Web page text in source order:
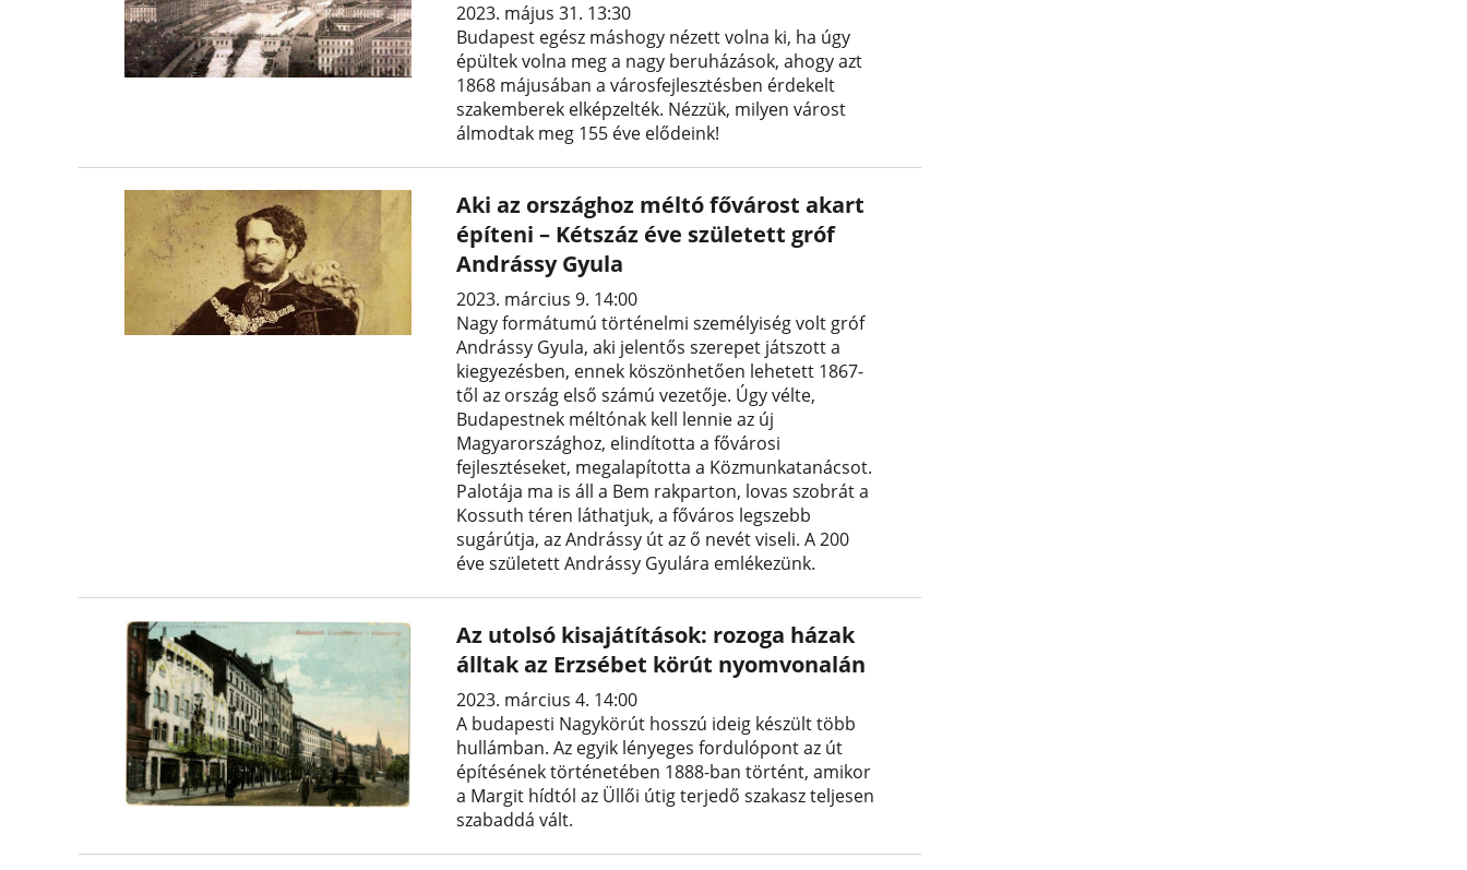
2023. május 31. 13:30
Budapest egész máshogy nézett volna ki, ha úgy
épültek volna meg a nagy beruházások, ahogy azt
1868 májusában a városfejlesztésben érdekelt
szakemberek elképzelték. Nézzük, milyen várost
álmodtak meg 155 éve elődeink!
Aki az országhoz méltó fővárost akart
építeni – Kétszáz éve született gróf
Andrássy Gyula
2023. március 9. 14:00
Nagy formátumú történelmi személyiség volt gróf
Andrássy Gyula, aki jelentős szerepet játszott a
kiegyezésben, ennek köszönhetően lehetett 1867-
től az ország első számú vezetője. Úgy vélte,
Budapestnek méltónak kell lennie az új
Magyarországhoz, elindította a fővárosi
fejlesztéseket, megalapította a Közmunkatanácsot.
Palotája ma is áll a Bem rakparton, lovas szobrát a
Kossuth téren láthatjuk, a főváros legszebb
sugárútja, az Andrássy út az ő nevét viseli. A 200
éve született Andrássy Gyulára emlékezünk.
Az utolsó kisajátítások: rozoga házak
álltak az Erzsébet körút nyomvonalán
2023. március 4. 14:00
A budapesti Nagykörút hosszú ideig készült több
hullámban. Az egyik lényeges fordulópont az út
építésének történetében 1888-ban történt, amikor
a Margit hídtól az Üllői útig terjedő szakasz teljesen
szabaddá vált.